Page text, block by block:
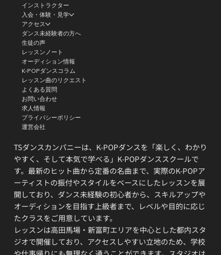
TSダンスカンパニーは、K-POPダンスを「楽しく、わかり
やすく、そして本気で学べる」K-POPダンススクールで
す。最新のヒット曲から定番の名曲まで、実際のK-POPア
ーティストの振付やスタイルをベースにしたレッスンを展
開しており、ダンス未経験の初心者から、スキルアップや
オーディションを目指す上級者まで、レベルや目的に応じ
たクラスをご用意しています。
レッスンは高田馬場・新富町エリアを中心とした都内スタ
ジオで開催しており、アクセスしやすい立地のため、学校
インストラクター
入会・体験・見学
アクセス
ダンス未経験者の方へ
生徒の声
レッスンノート
オーディション情報
K-POPダンスコラム
レッスン曲のリクエスト
よくある質問
お問い合わせ
求人情報
プライバシーポリシー
運営会社